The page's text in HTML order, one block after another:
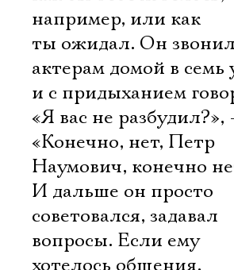
например, или как
ты ожидал. Он звонил
актерам домой в семь
и с придыханием
«Я вас не разбудил?»,
«Конечно, нет, Петр
Наумович, конечно
И дальше он просто
советовался, задавал
вопросы. Если ему
хотелось общения,